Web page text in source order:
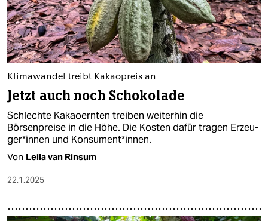
Klimawandel treibt Kakaopreis an
Jetzt auch noch Schokolade
Schlechte Kakaoernten treiben weiterhin die
Börsenpreise in die Höhe. Die Kosten dafür tragen Er­zeu­
ge­r*in­nen und Konsument*innen.
Von Leila van Rinsum
22.1.2025